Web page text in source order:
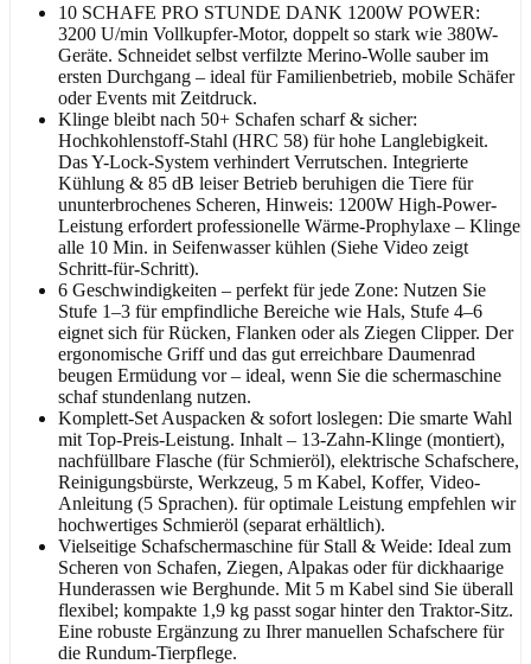
10 SCHAFE PRO STUNDE DANK 1200W POWER:
3200 U/min Vollkupfer-Motor, doppelt so stark wie 380W-
Geräte. Schneidet selbst verfilzte Merino-Wolle sauber im
ersten Durchgang – ideal für Familienbetrieb, mobile Schäfer
oder Events mit Zeitdruck.
Klinge bleibt nach 50+ Schafen scharf & sicher:
Hochkohlenstoff-Stahl (HRC 58) für hohe Langlebigkeit.
Das Y-Lock-System verhindert Verrutschen. Integrierte
Kühlung & 85 dB leiser Betrieb beruhigen die Tiere für
ununterbrochenes Scheren, Hinweis: 1200W High-Power-
Leistung erfordert professionelle Wärme-Prophylaxe – Klinge
alle 10 Min. in Seifenwasser kühlen (Siehe Video zeigt
Schritt-für-Schritt).
6 Geschwindigkeiten – perfekt für jede Zone: Nutzen Sie
Stufe 1–3 für empfindliche Bereiche wie Hals, Stufe 4–6
eignet sich für Rücken, Flanken oder als Ziegen Clipper. Der
ergonomische Griff und das gut erreichbare Daumenrad
beugen Ermüdung vor – ideal, wenn Sie die schermaschine
schaf stundenlang nutzen.
Komplett-Set Auspacken & sofort loslegen: Die smarte Wahl
mit Top-Preis-Leistung. Inhalt – 13-Zahn-Klinge (montiert),
nachfüllbare Flasche (für Schmieröl), elektrische Schafschere,
Reinigungsbürste, Werkzeug, 5 m Kabel, Koffer, Video-
Anleitung (5 Sprachen). für optimale Leistung empfehlen wir
hochwertiges Schmieröl (separat erhältlich).
Vielseitige Schafschermaschine für Stall & Weide: Ideal zum
Scheren von Schafen, Ziegen, Alpakas oder für dickhaarige
Hunderassen wie Berghunde. Mit 5 m Kabel sind Sie überall
flexibel; kompakte 1,9 kg passt sogar hinter den Traktor-Sitz.
Eine robuste Ergänzung zu Ihrer manuellen Schafschere für
die Rundum-Tierpflege.